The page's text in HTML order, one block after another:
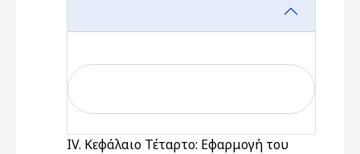
ΙV. Κεφάλαιο Τέταρτο: Εφαρμογή του